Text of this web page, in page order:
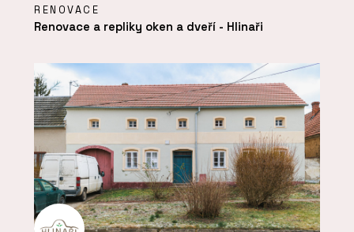
RENOVACE
Renovace a repliky oken a dveří - Hlinaři